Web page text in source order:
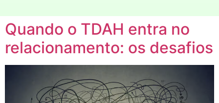
Quando o TDAH entra no
relacionamento: os desafios